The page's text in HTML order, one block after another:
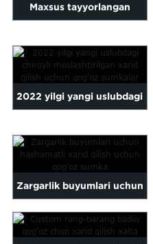
Sindhi
Yiddish
Maxsus tayyorlangan
sumkalari ...
2022 yilgi yangi uslubdagi
xarid qog'ozi ...
Zargarlik buyumlari uchun
hashamatli xarid qilish
uchun qog'oz sumka